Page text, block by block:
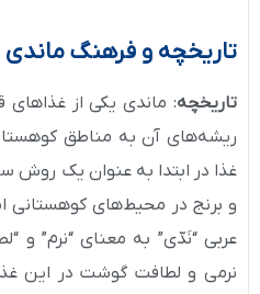
تاریخچه و فرهنگ ماندی
تاریخچه: ماندی یکی از
ریشه‌های آن به مناطق
غذا در ابتدا به عنوان یک روش
و برنج در محیط‌های کوهستانی
عربی “نَدّی” به معنای “نرم” و
نرمی و لطافت گوشت در این